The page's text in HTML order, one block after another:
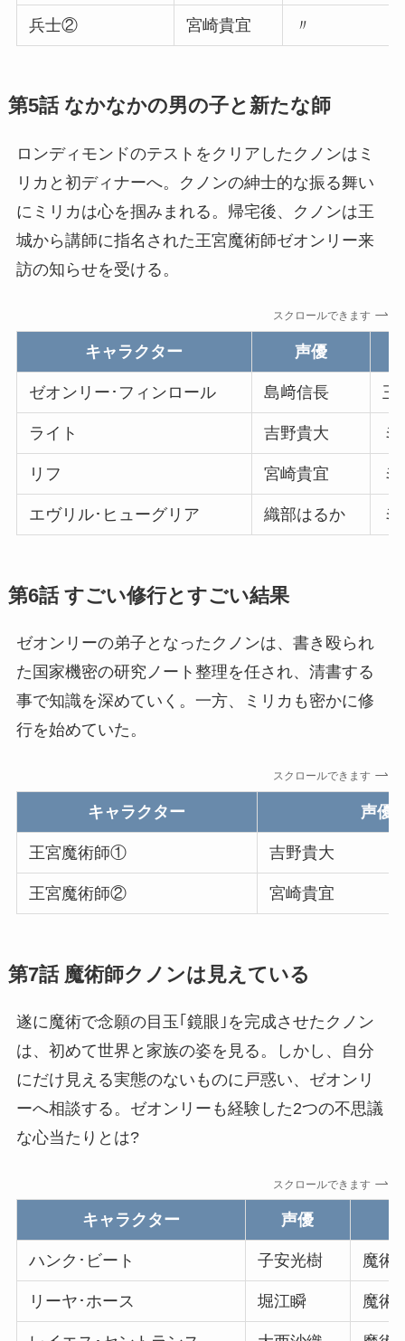
兵士② 宮崎貴宜 〃
第5話 なかなかの男の子と新たな師
ロンディモンドのテストをクリアしたクノンはミ
リカと初ディナーへ。クノンの紳士的な振る舞い
にミリカは心を掴みまれる。帰宅後、クノンは王
城から講師に指名された王宮魔術師ゼオンリー来
訪の知らせを受ける。
スクロールできます
キャラクター 声優
ゼオンリー･フィンロール 島﨑信長 王
ライト 吉野貴大 ミ
リフ 宮崎貴宜 ミ
エヴリル･ヒューグリア 織部はるか ミ
第6話 すごい修行とすごい結果
ゼオンリーの弟子となったクノンは、書き殴られ
た国家機密の研究ノート整理を任され、清書する
事で知識を深めていく。一方、ミリカも密かに修
行を始めていた。
スクロールできます
キャラクター 声優
王宮魔術師① 吉野貴大
王宮魔術師② 宮崎貴宜
第7話 魔術師クノンは見えている
遂に魔術で念願の目玉｢鏡眼｣を完成させたクノン
は、初めて世界と家族の姿を見る。しかし、自分
にだけ見える実態のないものに戸惑い、ゼオンリ
ーへ相談する。ゼオンリーも経験した2つの不思議
な心当たりとは?
スクロールできます
キャラクター 声優
ハンク･ビート 子安光樹 魔術
リーヤ･ホース 堀江瞬 魔術